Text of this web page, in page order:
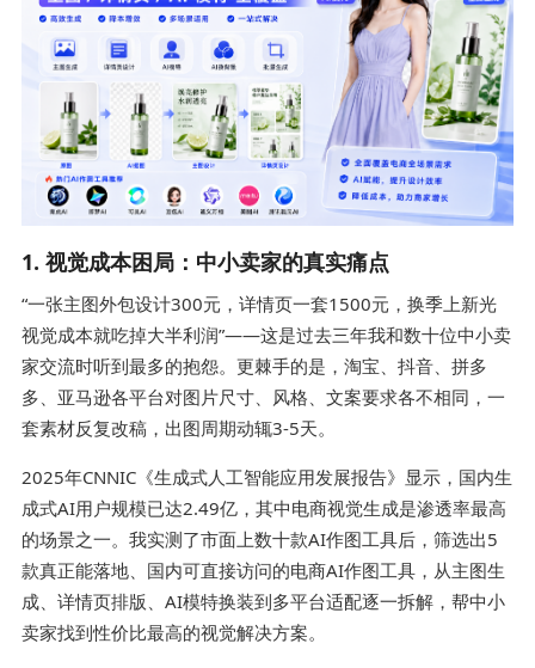
1. 视觉成本困局：中小卖家的真实痛点
“一张主图外包设计300元，详情页一套1500元，换季上新光
视觉成本就吃掉大半利润”——这是过去三年我和数十位中小卖
家交流时听到最多的抱怨。更棘手的是，淘宝、抖音、拼多
多、亚马逊各平台对图片尺寸、风格、文案要求各不相同，一
套素材反复改稿，出图周期动辄3-5天。
2025年CNNIC《生成式人工智能应用发展报告》显示，国内生
成式AI用户规模已达2.49亿，其中电商视觉生成是渗透率最高
的场景之一。我实测了市面上数十款AI作图工具后，筛选出5
款真正能落地、国内可直接访问的电商AI作图工具，从主图生
成、详情页排版、AI模特换装到多平台适配逐一拆解，帮中小
卖家找到性价比最高的视觉解决方案。